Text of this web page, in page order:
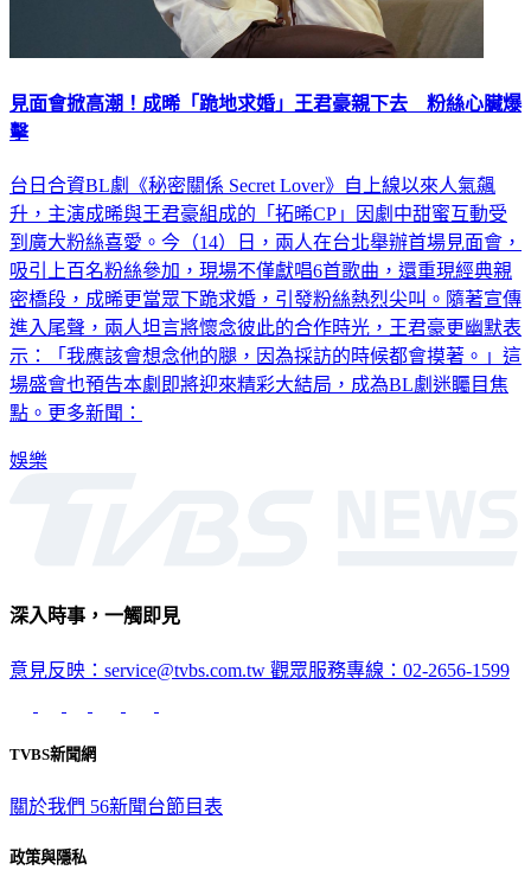
見面會掀高潮！成晞「跪地求婚」王君豪親下去 粉絲心臟爆
擊
台日合資BL劇《秘密關係 Secret Lover》自上線以來人氣飆
升，主演成晞與王君豪組成的「拓晞CP」因劇中甜蜜互動受
到廣大粉絲喜愛。今（14）日，兩人在台北舉辦首場見面會，
吸引上百名粉絲參加，現場不僅獻唱6首歌曲，還重現經典親
密橋段，成晞更當眾下跪求婚，引發粉絲熱烈尖叫。隨著宣傳
進入尾聲，兩人坦言將懷念彼此的合作時光，王君豪更幽默表
示：「我應該會想念他的腿，因為採訪的時候都會摸著。」這
場盛會也預告本劇即將迎來精彩大結局，成為BL劇迷矚目焦
點。更多新聞：
娛樂
深入時事，一觸即見
意見反映：service@tvbs.com.tw 觀眾服務專線：02-2656-1599
TVBS新聞網
關於我們 56新聞台節目表
政策與隱私